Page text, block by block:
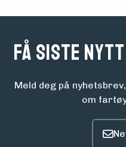
Få siste
Meld deg på
om